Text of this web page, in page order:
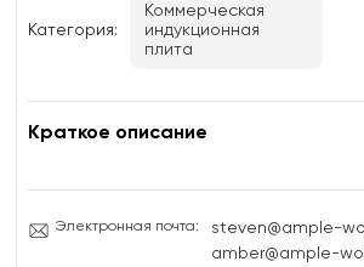
КОНТАКТЫ
Категория:
Коммерческая
индукционная
плита
Краткое описание
Электронная почта:
steven@ample-
amber@ample-